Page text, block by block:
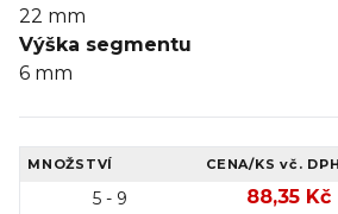
22 mm
Výška segmentu
6 mm
MNOŽSTVÍ CENA/KSvč. DPH
5 - 9 88,35 Kč